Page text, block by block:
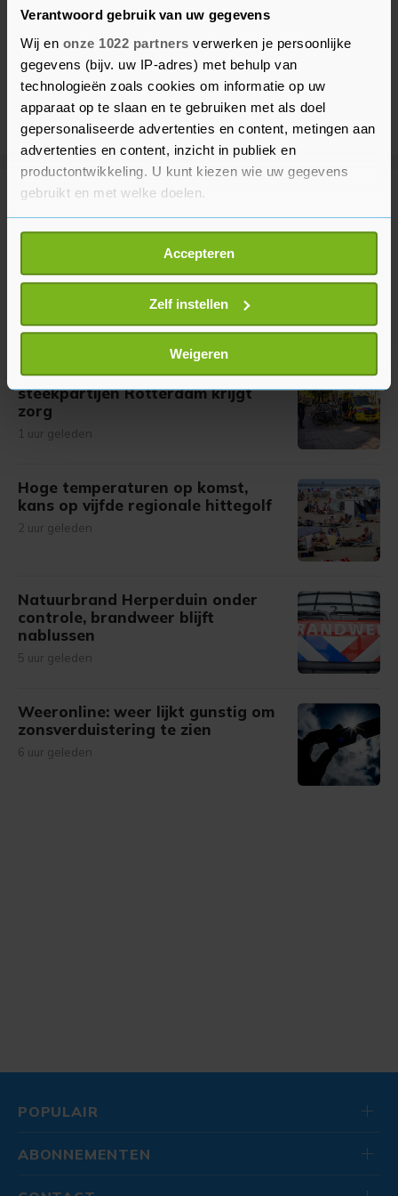
Verantwoord gebruik van uw gegevens
Wij en onze 1022 partners verwerken je persoonlijke
gegevens (bijv. uw IP-adres) met behulp van
technologieën zoals cookies om informatie op uw
apparaat op te slaan en te gebruiken met als doel
gepersonaliseerde advertenties en content, metingen aan
advertenties en content, inzicht in publiek en
productontwikkeling. U kunt kiezen wie uw gegevens
gebruikt en met welke doelen.
Als u het toestaat, willen we ook graag:
Informatie verzamelen over uw geografische
locatie, die tot een paar meter nauwkeurig kan zijn
Uw apparaat identificeren door het actief te
scannen op specifieke eigenschappen (fingerprinting)
Lees meer over hoe uw persoonlijke gegevens worden
verwerkt en stel uw voorkeuren in het
U kunt uw toestemming op elk moment wijzigen of
intrekken in de Cookieverklaring.
onze cookiepagina kun je ons cookiebeleid bekijken en je
gemaakte keuze altijd wijzigen of intrekken.
Accepteren
Zelf instellen
Weigeren
Meer uit Binnenland
Veel brandweer bij natuurbrand in
Wijchen
Politie: verdachte van
steekpartijen Rotterdam krijgt
zorg
1 uur geleden
Hoge temperaturen op komst,
kans op vijfde regionale hittegolf
2 uur geleden
Natuurbrand Herperduin onder
controle, brandweer blijft
nablussen
5 uur geleden
Weeronline: weer lijkt gunstig om
zonsverduistering te zien
6 uur geleden
POPULAIR
ABONNEMENTEN